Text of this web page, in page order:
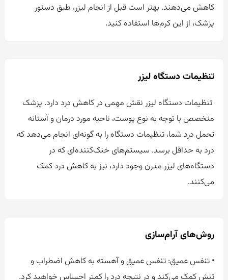
کاهش می‌دهند. بهتر است قبل از انجام لیزر، طبق دستور
پزشک، از این کرم‌ها استفاده کنید.
تنظیمات دستگاه لیزر
تنظیمات دستگاه لیزر نقش مهمی در کاهش درد دارد. پزشک
متخصص با توجه به نوع پوست، ناحیه مورد درمان و آستانه
تحمل درد شما، تنظیمات دستگاه را به گونه‌ای انجام می‌دهد که
درد به حداقل برسد. سیستم‌های خنک‌کننده‌ای که در
دستگاه‌های لیزر مدرن وجود دارد، نیز به کاهش درد کمک
می‌کنند.
روش‌های آرام‌سازی
• تنفس عمیق: تنفس عمیق و آهسته به کاهش اضطراب و
تنش کمک می‌کند و در نتیجه درد را کمتر احساس خواهید کرد.